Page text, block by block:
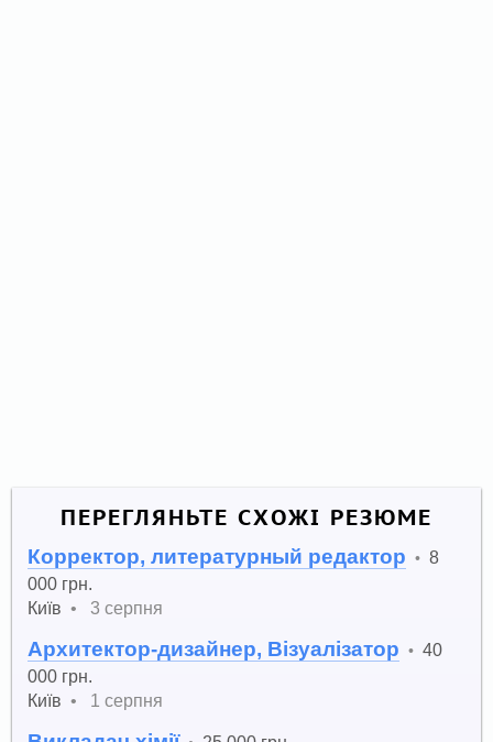
ПЕРЕГЛЯНЬТЕ СХОЖІ РЕЗЮМЕ
Корректор, литературный редактор •8
000 грн.
Київ • 3 серпня
Архитектор-дизайнер, Візуалізатор •40
000 грн.
Київ • 1 серпня